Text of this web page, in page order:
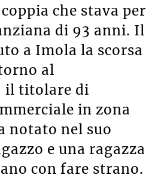
che stava per
di 93 anni. Il
a Imola la scorsa
al
il titolare di
in zona
notato nel suo
e una ragazza
con fare strano.